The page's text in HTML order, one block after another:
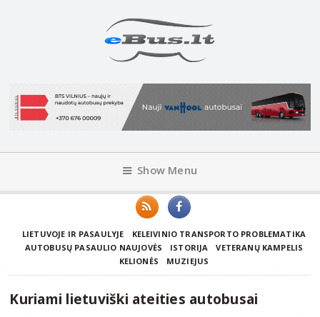
Show Menu
LIETUVOJE IR PASAULYJE
KELEIVINIO TRANSPORTO PROBLEMATIKA
AUTOBUSŲ PASAULIO NAUJOVĖS
ISTORIJA
VETERANŲ KAMPELIS
KELIONĖS
MUZIEJUS
Kuriami lietuviški ateities autobusai